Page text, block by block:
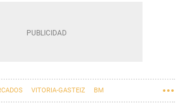
VITORIA-GASTEIZ BM